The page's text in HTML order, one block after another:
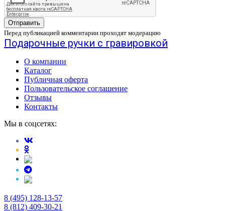
Отправить
Перед публикацией комментарии проходят модерацию
Подарочные ручки с гравировкой
О компании
Каталог
Публичная оферта
Пользовательское соглашение
Отзывы
Контакты
Мы в соцсетях:
8 (495) 128-13-57
8 (812) 409-30-21